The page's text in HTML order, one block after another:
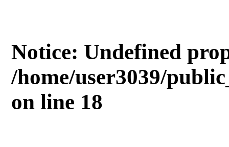
Notice: Undefined
/home/user3039/
on line 18